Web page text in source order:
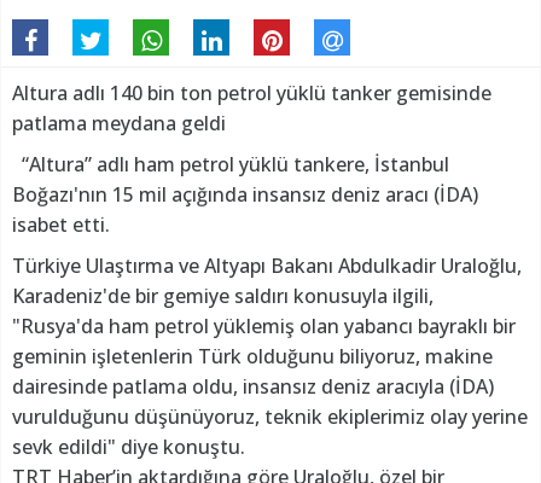
Altura adlı 140 bin ton petrol yüklü tanker gemisinde
patlama meydana geldi
“Altura” adlı ham petrol yüklü tankere, İstanbul
Boğazı'nın 15 mil açığında insansız deniz aracı (İDA)
isabet etti.
Türkiye Ulaştırma ve Altyapı Bakanı Abdulkadir Uraloğlu,
Karadeniz'de bir gemiye saldırı konusuyla ilgili,
"Rusya'da ham petrol yüklemiş olan yabancı bayraklı bir
geminin işletenlerin Türk olduğunu biliyoruz, makine
dairesinde patlama oldu, insansız deniz aracıyla (İDA)
vurulduğunu düşünüyoruz, teknik ekiplerimiz olay yerine
sevk edildi" diye konuştu.
TRT Haber’in aktardığına göre Uraloğlu, özel bir